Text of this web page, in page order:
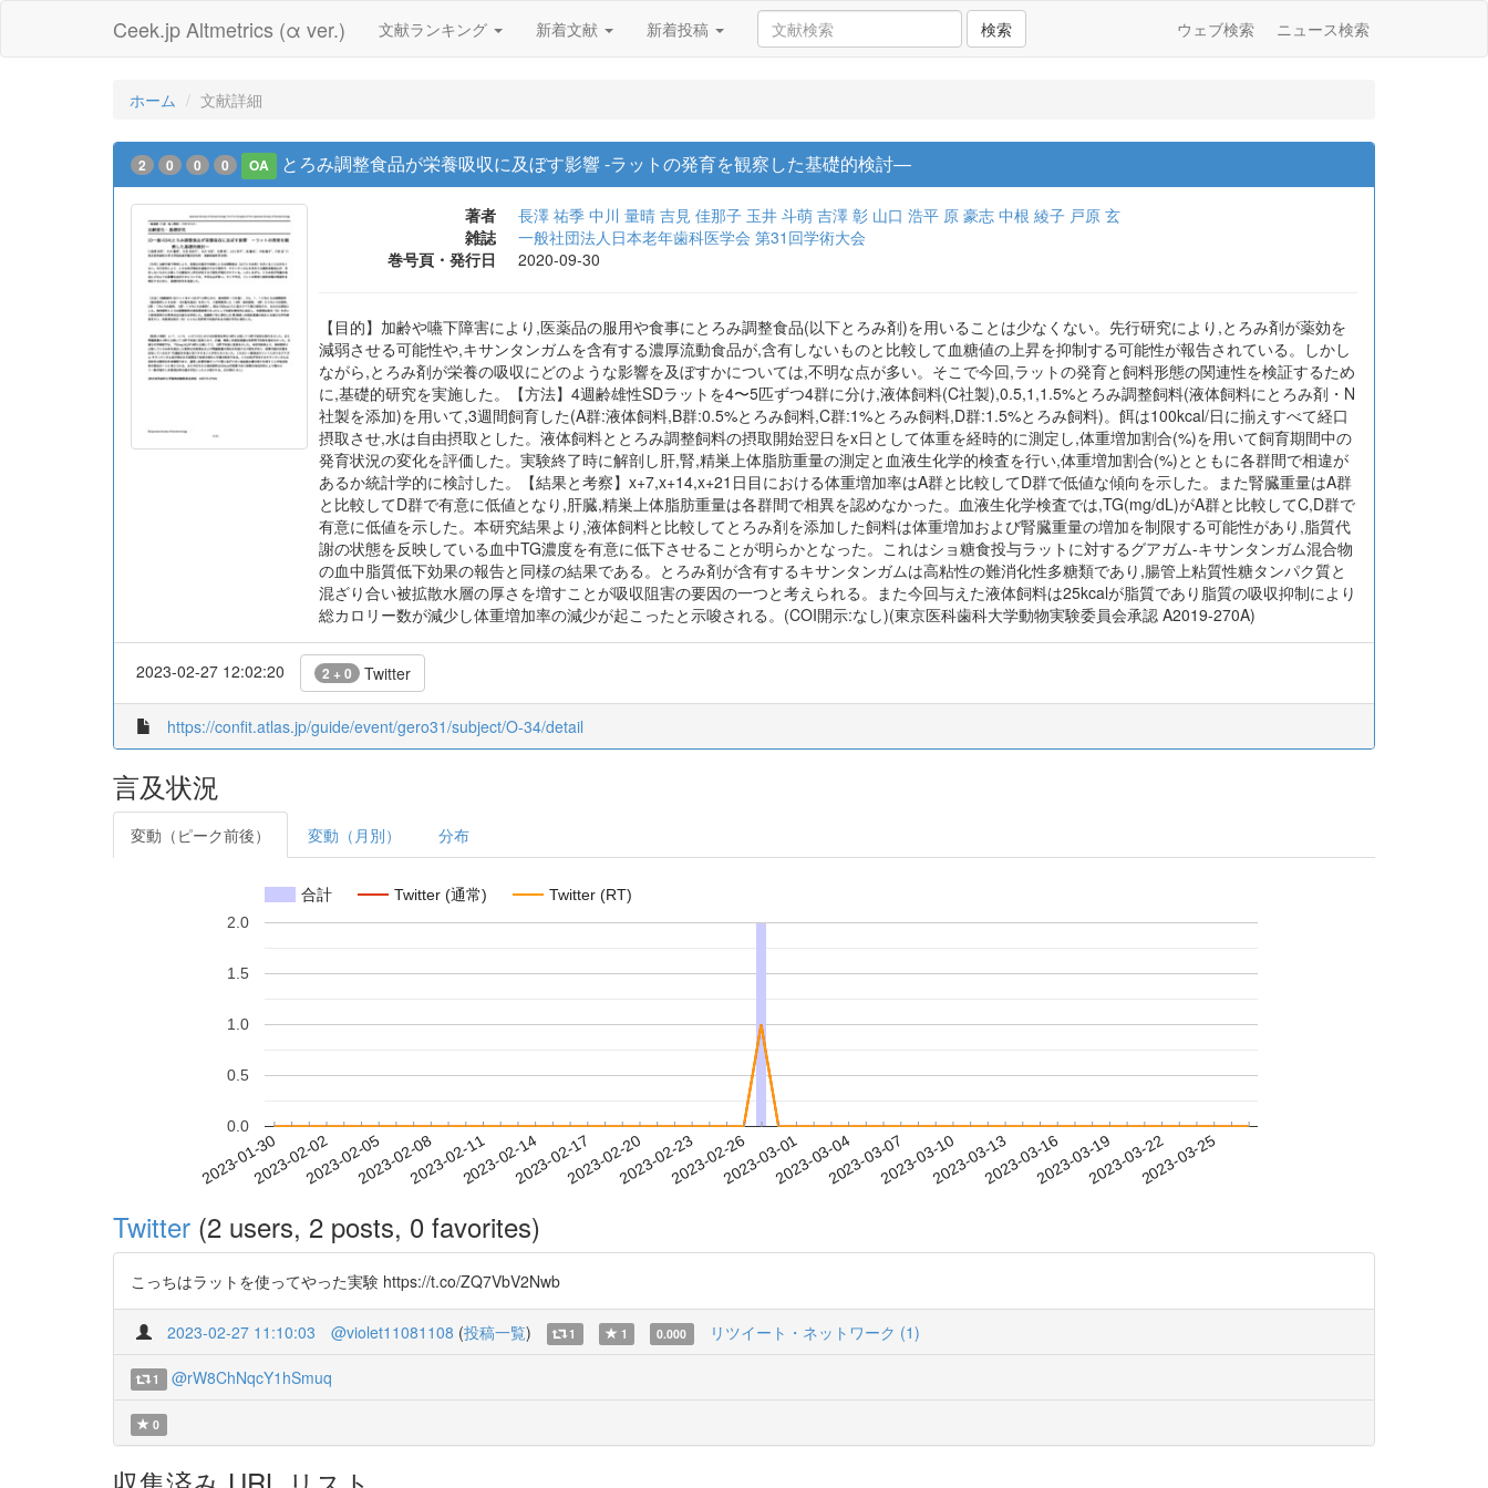
Ceek.jp Altmetrics (α ver.) 文献ランキング 新着文献 新着投稿 検索 ウェブ検索 ニュース検索
ホーム 文献詳細
2 0 0 0 OA とろみ調整食品が栄養吸収に及ぼす影響 -ラットの発育を観察した基礎的検討―
著者 長澤 祐季 中川 量晴 吉見 佳那子 玉井 斗萌 吉澤 彰 山口 浩平 原 豪志 中根 綾子 戸原 玄
雑誌
一般社団法人日本老年歯科医学会 第31回学術大会
巻号頁・発行日
2020-09-30
【目的】加齢や嚥下障害により,医薬品の服用や食事にとろみ調整食品(以下とろみ剤)を用いることは少なくない。先行研究により,とろみ剤が薬効を
減弱させる可能性や,キサンタンガムを含有する濃厚流動食品が,含有しないものと比較して血糖値の上昇を抑制する可能性が報告されている。しかし
ながら,とろみ剤が栄養の吸収にどのような影響を及ぼすかについては,不明な点が多い。そこで今回,ラットの発育と飼料形態の関連性を検証するため
に,基礎的研究を実施した。【方法】4週齢雄性SDラットを4〜5匹ずつ4群に分け,液体飼料(C社製),0.5,1,1.5%とろみ調整飼料(液体飼料にとろみ剤・N
社製を添加)を用いて,3週間飼育した(A群:液体飼料,B群:0.5%とろみ飼料,C群:1%とろみ飼料,D群:1.5%とろみ飼料)。餌は100kcal/日に揃えすべて経口
摂取させ,水は自由摂取とした。液体飼料ととろみ調整飼料の摂取開始翌日をx日として体重を経時的に測定し,体重増加割合(%)を用いて飼育期間中の
発育状況の変化を評価した。実験終了時に解剖し肝,腎,精巣上体脂肪重量の測定と血液生化学的検査を行い,体重増加割合(%)とともに各群間で相違が
あるか統計学的に検討した。【結果と考察】x+7,x+14,x+21日目における体重増加率はA群と比較してD群で低値な傾向を示した。また腎臓重量はA群
と比較してD群で有意に低値となり,肝臓,精巣上体脂肪重量は各群間で相異を認めなかった。血液生化学検査では,TG(mg/dL)がA群と比較してC,D群で
有意に低値を示した。本研究結果より,液体飼料と比較してとろみ剤を添加した飼料は体重増加および腎臓重量の増加を制限する可能性があり,脂質代
謝の状態を反映している血中TG濃度を有意に低下させることが明らかとなった。これはショ糖食投与ラットに対するグアガム-キサンタンガム混合物
の血中脂質低下効果の報告と同様の結果である。とろみ剤が含有するキサンタンガムは高粘性の難消化性多糖類であり,腸管上粘質性糖タンパク質と
混ざり合い被拡散水層の厚さを増すことが吸収阻害の要因の一つと考えられる。また今回与えた液体飼料は25kcalが脂質であり脂質の吸収抑制により
総カロリー数が減少し体重増加率の減少が起こったと示唆される。(COI開示:なし)(東京医科歯科大学動物実験委員会承認 A2019-270A)
2023-02-27 12:02:20 2 + 0 Twitter
https://confit.atlas.jp/guide/event/gero31/subject/O-34/detail
言及状況
変動（ピーク前後） 変動（月別） 分布
合計 Twitter (通常) Twitter (RT)
2023-01-302023-02-022023-02-052023-02-082023-02-112023-02-142023-02-172023-02-202023-02-232023-02-262023-03-012023-03-042023-03-072023-03-102023-03-132023-03-162023-03-192023-03-222023-03-25
0.0
0.5
1.0
1.5
2.0
Twitter (2 users, 2 posts, 0 favorites)
こっちはラットを使ってやった実験 https://t.co/ZQ7VbV2Nwb
2023-02-27 11:10:03 @violet11081108 (投稿一覧) 1 1 0.000 リツイート・ネットワーク (1)
1 @rW8ChNqcY1hSmuq
0